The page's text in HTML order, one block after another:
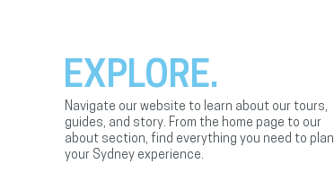
EXPLORE.
Navigate our website to learn about our tours,
guides, and story. From the home page to our
about section, find everything you need to plan
your Sydney experience.